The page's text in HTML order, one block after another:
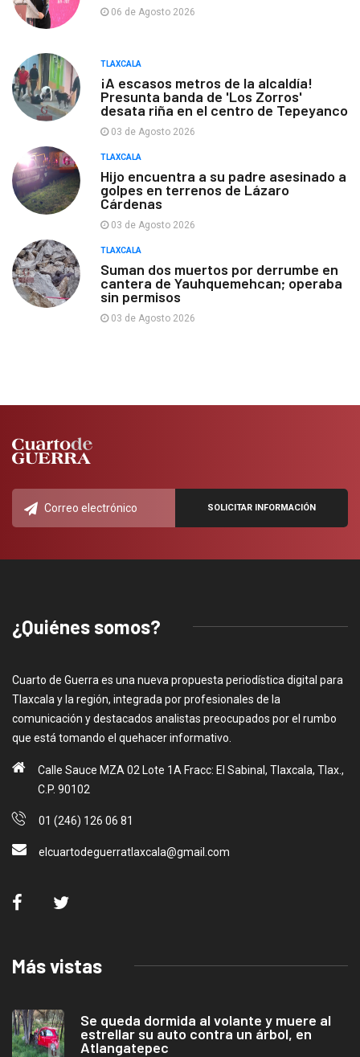
06 de Agosto 2026
TLAXCALA
¡A escasos metros de la alcaldía!
Presunta banda de 'Los Zorros'
desata riña en el centro de Tepeyanco
03 de Agosto 2026
TLAXCALA
Hijo encuentra a su padre asesinado a
golpes en terrenos de Lázaro
Cárdenas
03 de Agosto 2026
TLAXCALA
Suman dos muertos por derrumbe en
cantera de Yauhquemehcan; operaba
sin permisos
03 de Agosto 2026
¿Quiénes somos?
Cuarto de Guerra es una nueva propuesta periodística digital para
Tlaxcala y la región, integrada por profesionales de la
comunicación y destacados analistas preocupados por el rumbo
que está tomando el quehacer informativo.
Calle Sauce MZA 02 Lote 1A Fracc: El Sabinal, Tlaxcala, Tlax.,
C.P. 90102
01 (246) 126 06 81
elcuartodeguerratlaxcala@gmail.com
Más vistas
Se queda dormida al volante y muere al
estrellar su auto contra un árbol, en
Atlangatepec